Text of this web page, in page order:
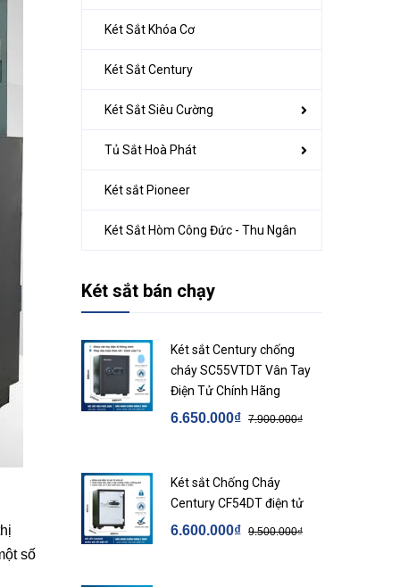
số
Két Sắt Khóa Cơ
Két Sắt Century
Két Sắt Siêu Cường
Tủ Sắt Hoà Phát
Két sắt Pioneer
Két Sắt Hòm Công Đức - Thu Ngân
Két sắt bán chạy
Két sắt Century chống
cháy SC55VTDT Vân Tay
Điện Tử Chính Hãng
6.650.000₫ 7.900.000₫
Két sắt Chống Cháy
Century CF54DT điện tử
6.600.000₫ 9.500.000₫